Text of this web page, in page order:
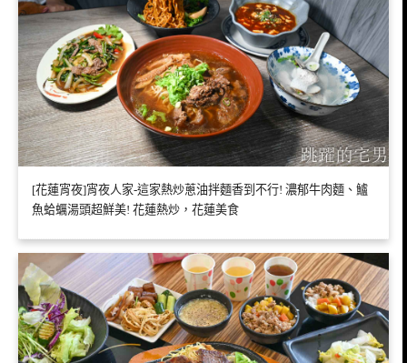
[花蓮宵夜]宵夜人家-這家熱炒蔥油拌麵香到不行! 濃郁牛肉麵、鱸
魚蛤蠣湯頭超鮮美! 花蓮熱炒，花蓮美食